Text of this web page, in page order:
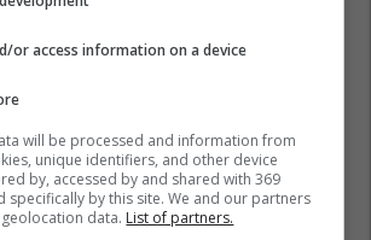
or access information on a device
will be processed and information from
unique identifiers, and other device
by, accessed by and shared with 369
specifically by this site. We and our partners
data. List of partners.